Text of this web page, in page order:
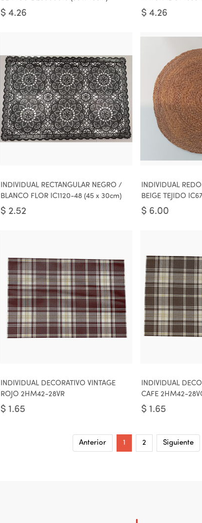
$ 4.26 $ 4.26
INDIVIDUAL RECTANGULAR NEGRO /
BLANCO FLOR IC1120-48 (45 x 30cm)
$ 2.52
INDIVIDUAL
BEIGE TEJIDO
$ 6.00
INDIVIDUAL DECORATIVO VINTAGE
ROJO 2HM42-28VR
$ 1.65
INDIVIDUAL
CAFE 2HM42-
$ 1.65
Anterior 1 2 Siguiente